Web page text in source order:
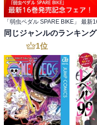
同じジャンルのランキング
1位